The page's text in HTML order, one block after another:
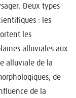
Deux types
: les
les
alluviales aux
alluviale de la
de
de la